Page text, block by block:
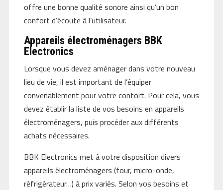
offre une bonne qualité sonore ainsi qu’un bon
confort d’écoute à l’utilisateur.
Appareils électroménagers BBK
Electronics
Lorsque vous devez aménager dans votre nouveau
lieu de vie, il est important de l’équiper
convenablement pour votre confort. Pour cela, vous
devez établir la liste de vos besoins en appareils
électroménagers, puis procéder aux différents
achats nécessaires.
BBK Electronics met à votre disposition divers
appareils électroménagers (four, micro-onde,
réfrigérateur…) à prix variés. Selon vos besoins et